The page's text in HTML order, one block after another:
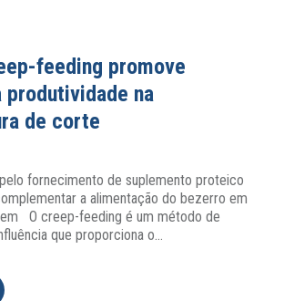
feeding promove
produtividade na
de corte
fornecimento de suplemento proteico
a alimentação do bezerro em
O creep-feeding é um método de
que proporciona o…